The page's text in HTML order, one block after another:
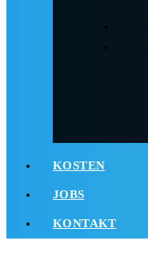
KOSTEN
JOBS
KONTAKT